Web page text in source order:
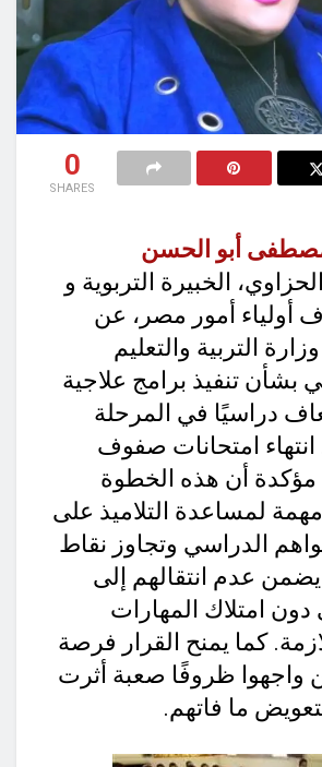
0
SHARES
أبو الحسن
الخبيرة التربوية و
أولياء أمور مصر، عن
التربية والتعليم
بشأن تنفيذ برامج علاجية
دراسيًا في المرحلة
انتهاء امتحانات صفوف
2026، مؤكدة أن هذه الخطوة
لمساعدة التلاميذ على
الدراسي وتجاوز نقاط
عدم انتقالهم إلى
امتلاك المهارات
كما يمنح القرار فرصة
واجهوا ظروفًا صعبة أثرت
ما فاتهم.